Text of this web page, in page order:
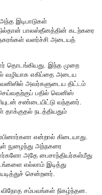
இடிபாடுகள்
பாலஸ்தீனத்தின் கடற்கரை
நகரங்கள் வளர்ச்சி அடையத்
தொடங்கியது. இந்த முறை
வழியாக எகிப்தை அடைய
அவர்களுடைய திட்டம்
பதில் வெனிஸ்
சண்டையிட்டு வந்தனர்.
நடத்தியதும்
என்றால் கிடையாது.
நுழைந்து அந்நகரை
அதே பைசாந்தியர்கள்மீது
எல்லாம் இடித்து
சென்றனர்.
விநோத சம்பவங்கள் நிகழ்ந்தன.